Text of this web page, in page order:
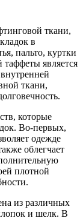
ткани,
в
пальто, куртки
является
ткани,
которые
Во-первых,
одежде
облегчает
плотной
из различных
и шелк. В